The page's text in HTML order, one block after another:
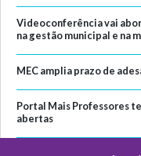
Videoconferência vai
na gestão municipal e na
MEC amplia prazo de
Portal Mais Professores
abertas